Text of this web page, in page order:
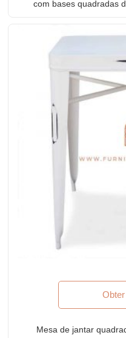
com bases quadradas
Mesa de jantar